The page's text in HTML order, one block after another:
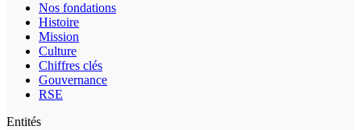
Nos fondations
Histoire
Mission
Culture
Chiffres clés
Gouvernance
RSE
Entités